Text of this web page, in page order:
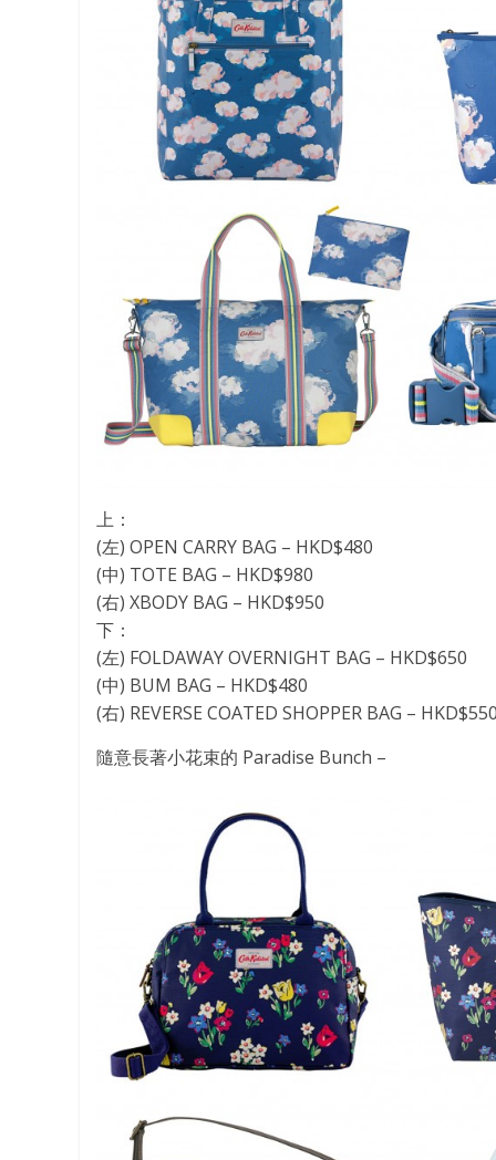
上：
(左) OPEN CARRY BAG – HKD$480
(中) TOTE BAG – HKD$980
(右) XBODY BAG – HKD$950
下：
(左) FOLDAWAY OVERNIGHT BAG – HKD$650
(中) BUM BAG – HKD$480
(右) REVERSE COATED SHOPPER BAG –
隨意長著小花束的 Paradise Bunch –